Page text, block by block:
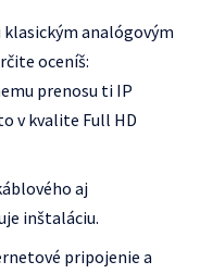
analógovým
oceníš:
prenosu ti IP
v kvalite Full HD
aj
inštaláciu.
pripojenie a